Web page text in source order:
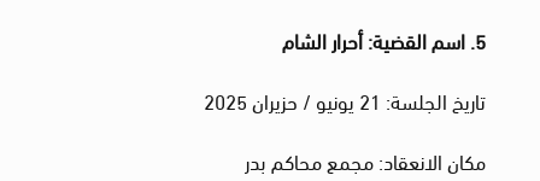
5. اسم القضية: أحرار الشام
تاريخ الجلسة: 21 يونيو / حزيران 2025
مكان الانعقاد: مجمع محاكم بدر